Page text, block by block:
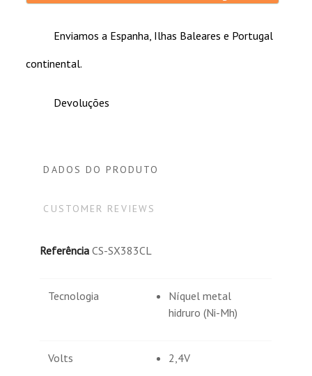
Enviamos a Espanha, Ilhas Baleares e Portugal
continental.
Devoluções
DADOS DO PRODUTO
CUSTOMER REVIEWS
Referência CS-SX383CL
Tecnologia
Níquel metal
hidruro (Ni-Mh)
Volts 2,4V